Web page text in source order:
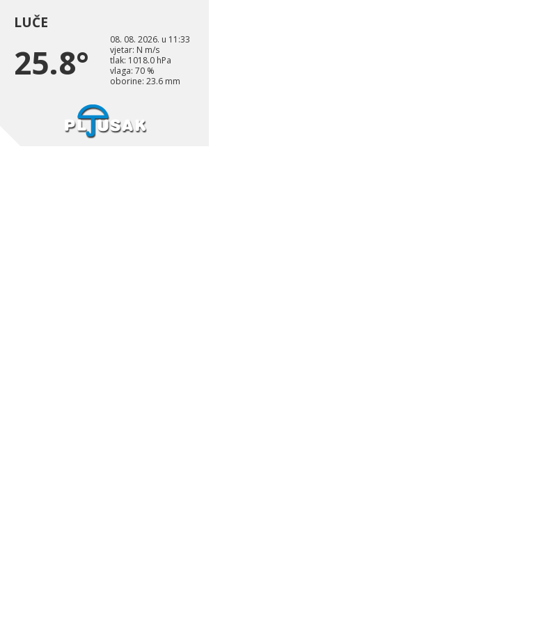
LUČE
25.8°
08. 08. 2026. u 11:33
vjetar: N m/s
tlak: 1018.0 hPa
vlaga: 70 %
oborine: 23.6 mm